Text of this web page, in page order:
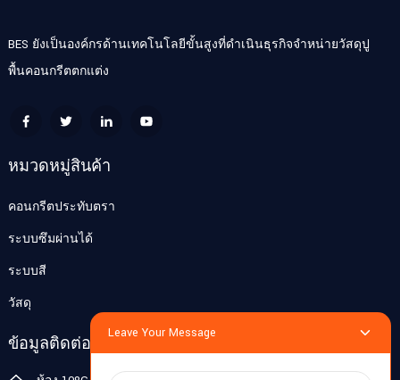
BES ยังเป็นองค์กรด้านเทคโนโลยีขั้นสูงที่ดำเนินธุรกิจจำหน่ายวัสดุปู
พื้นคอนกรีตตกแต่ง
หมวดหมู่สินค้า
คอนกรีตประทับตรา
ระบบซึมผ่านได้
ระบบสี
วัสดุ
ข้อมูลติดต่อ
Leave Your Message